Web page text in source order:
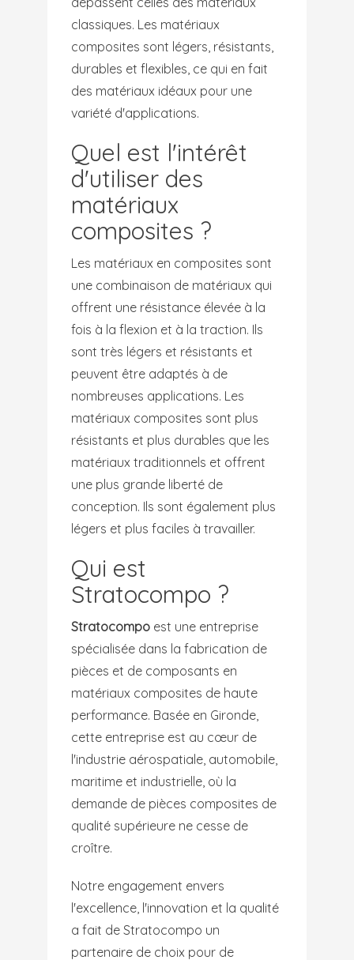
classiques. Les matériaux
composites sont légers, résistants,
durables et flexibles, ce qui en fait
des matériaux idéaux pour une
variété d'applications.
Quel est l'intérêt
d'utiliser des
matériaux
composites ?
Les matériaux en composites sont
une combinaison de matériaux qui
offrent une résistance élevée à la
fois à la flexion et à la traction. Ils
sont très légers et résistants et
peuvent être adaptés à de
nombreuses applications. Les
matériaux composites sont plus
résistants et plus durables que les
matériaux traditionnels et offrent
une plus grande liberté de
conception. Ils sont également plus
légers et plus faciles à travailler.
Qui est
Stratocompo ?
Stratocompo est une entreprise
spécialisée dans la fabrication de
pièces et de composants en
matériaux composites de haute
performance. Basée en Gironde,
cette entreprise est au cœur de
l'industrie aérospatiale, automobile,
maritime et industrielle, où la
demande de pièces composites de
qualité supérieure ne cesse de
croître.
Notre engagement envers
l'excellence, l'innovation et la qualité
a fait de Stratocompo un
partenaire de choix pour de